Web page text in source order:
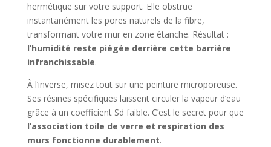
hermétique sur votre support. Elle obstrue
instantanément les pores naturels de la fibre,
transformant votre mur en zone étanche. Résultat :
l’humidité reste piégée derrière cette barrière
infranchissable.
À l’inverse, misez tout sur une peinture microporeuse.
Ses résines spécifiques laissent circuler la vapeur d’eau
grâce à un coefficient Sd faible. C’est le secret pour que
l’association toile de verre et respiration des
murs fonctionne durablement.